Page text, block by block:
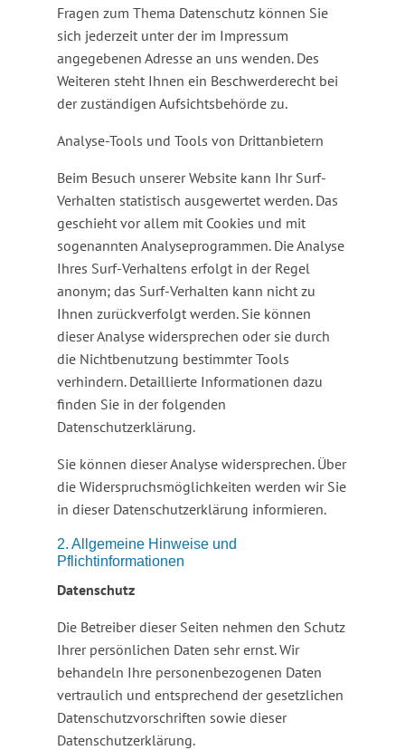
Fragen zum Thema Datenschutz können Sie
sich jederzeit unter der im Impressum
angegebenen Adresse an uns wenden. Des
Weiteren steht Ihnen ein Beschwerderecht bei
der zuständigen Aufsichtsbehörde zu.
Analyse-Tools und Tools von Drittanbietern
Beim Besuch unserer Website kann Ihr Surf-
Verhalten statistisch ausgewertet werden. Das
geschieht vor allem mit Cookies und mit
sogenannten Analyseprogrammen. Die Analyse
Ihres Surf-Verhaltens erfolgt in der Regel
anonym; das Surf-Verhalten kann nicht zu
Ihnen zurückverfolgt werden. Sie können
dieser Analyse widersprechen oder sie durch
die Nichtbenutzung bestimmter Tools
verhindern. Detaillierte Informationen dazu
finden Sie in der folgenden
Datenschutzerklärung.
Sie können dieser Analyse widersprechen. Über
die Widerspruchsmöglichkeiten werden wir Sie
in dieser Datenschutzerklärung informieren.
2. Allgemeine Hinweise und
Pflichtinformationen
Datenschutz
Die Betreiber dieser Seiten nehmen den Schutz
Ihrer persönlichen Daten sehr ernst. Wir
behandeln Ihre personenbezogenen Daten
vertraulich und entsprechend der gesetzlichen
Datenschutzvorschriften sowie dieser
Datenschutzerklärung.